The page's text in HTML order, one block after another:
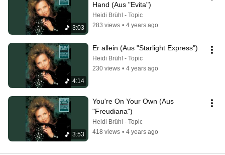
3:03
Hand (Aus "Evita")
Heidi Brühl - Topic
283 views • 4 years ago
4:14
Er allein (Aus "Starlight Express")
Heidi Brühl - Topic
230 views • 4 years ago
3:53
You're On Your Own (Aus
"Freudiana")
Heidi Brühl - Topic
418 views • 4 years ago